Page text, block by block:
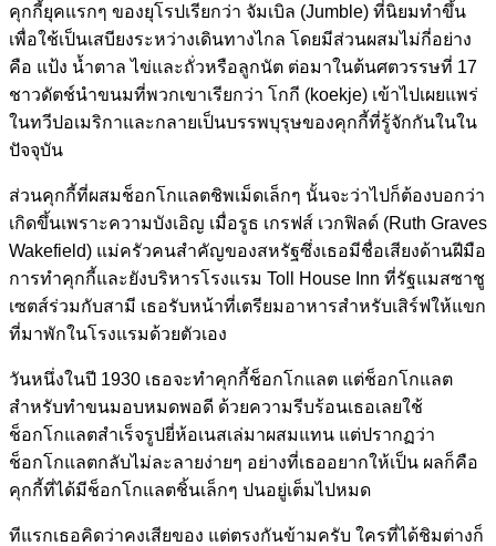
คุกกี้ยุคแรกๆ ของยุโรปเรียกว่า จัมเบิล (Jumble) ที่นิยมทำขึ้น
เพื่อใช้เป็นเสบียงระหว่างเดินทางไกล โดยมีส่วนผสมไม่กี่อย่าง
คือ แป้ง น้ำตาล ไข่และถั่วหรือลูกนัต ต่อมาในต้นศตวรรษที่ 17
ชาวดัตช์นำขนมที่พวกเขาเรียกว่า โกกี (koekje) เข้าไปเผยแพร่
ในทวีปอเมริกาและกลายเป็นบรรพบุรุษของคุกกี้ที่รู้จักกันในใน
ปัจจุบัน
ส่วนคุกกี้ที่ผสมช็อกโกแลตชิพเม็ดเล็กๆ นั้นจะว่าไปก็ต้องบอกว่า
เกิดขึ้นเพราะความบังเอิญ เมื่อรูธ เกรฟส์ เวกฟิลด์ (Ruth Graves
Wakefield) แม่ครัวคนสำคัญของสหรัฐซึ่งเธอมีชื่อเสียงด้านฝีมือ
การทำคุกกี้และยังบริหารโรงแรม Toll House Inn ที่รัฐแมสซาชู
เซตส์ร่วมกับสามี เธอรับหน้าที่เตรียมอาหารสำหรับเสิร์ฟให้แขก
ที่มาพักในโรงแรมด้วยตัวเอง
วันหนึ่งในปี 1930 เธอจะทำคุกกี้ช็อกโกแลต แต่ช็อกโกแลต
สำหรับทำขนมอบหมดพอดี ด้วยความรีบร้อนเธอเลยใช้
ช็อกโกแลตสำเร็จรูปยี่ห้อเนสเล่มาผสมแทน แต่ปรากฏว่า
ช็อกโกแลตกลับไม่ละลายง่ายๆ อย่างที่เธออยากให้เป็น ผลก็คือ
คุกกี้ที่ได้มีช็อกโกแลตชิ้นเล็กๆ ปนอยู่เต็มไปหมด
ทีแรกเธอคิดว่าคงเสียของ แต่ตรงกันข้ามครับ ใครที่ได้ชิมต่างก็